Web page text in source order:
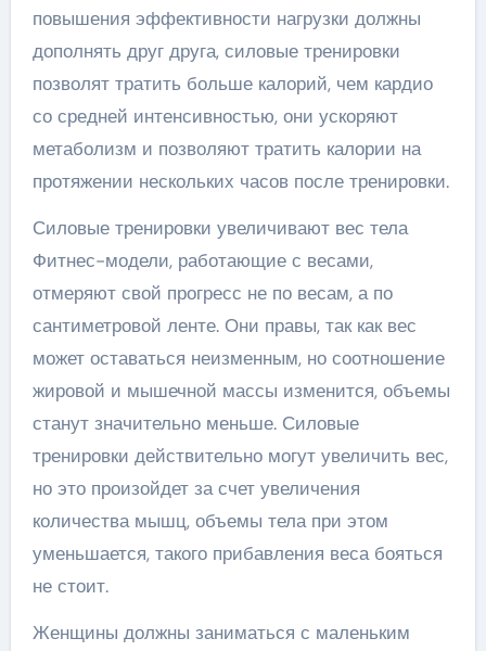
повышения эффективности нагрузки должны
дополнять друг друга, силовые тренировки
позволят тратить больше калорий, чем кардио
со средней интенсивностью, они ускоряют
метаболизм и позволяют тратить калории на
протяжении нескольких часов после тренировки.
Силовые тренировки увеличивают вес тела
Фитнес-модели, работающие с весами,
отмеряют свой прогресс не по весам, а по
сантиметровой ленте. Они правы, так как вес
может оставаться неизменным, но соотношение
жировой и мышечной массы изменится, объемы
станут значительно меньше. Силовые
тренировки действительно могут увеличить вес,
но это произойдет за счет увеличения
количества мышц, объемы тела при этом
уменьшается, такого прибавления веса бояться
не стоит.
Женщины должны заниматься с маленьким